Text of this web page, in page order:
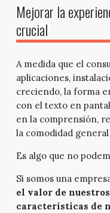
Mejorar la
crucial
A medida que el
aplicaciones,
creciendo, la forma
con el texto en
en la comprensión,
la comodidad
Es algo que no
Si somos una
el valor de
características de